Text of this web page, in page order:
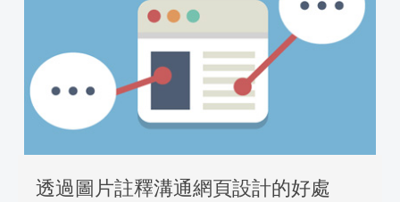
透過圖片註釋溝通網頁設計的好處